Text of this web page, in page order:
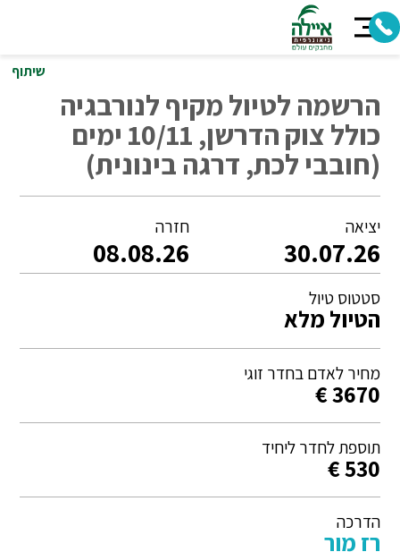
שיתוף
הרשמה לטיול מקיף לנורבגיה
כולל צוק הדרשן, 10/11 ימים
(חובבי לכת, דרגה בינונית)
יציאה
30.07.26
חזרה
08.08.26
סטטוס טיול
הטיול מלא
מחיר לאדם בחדר זוגי
3670 €
תוספת לחדר ליחיד
530 €
הדרכה
רז מור